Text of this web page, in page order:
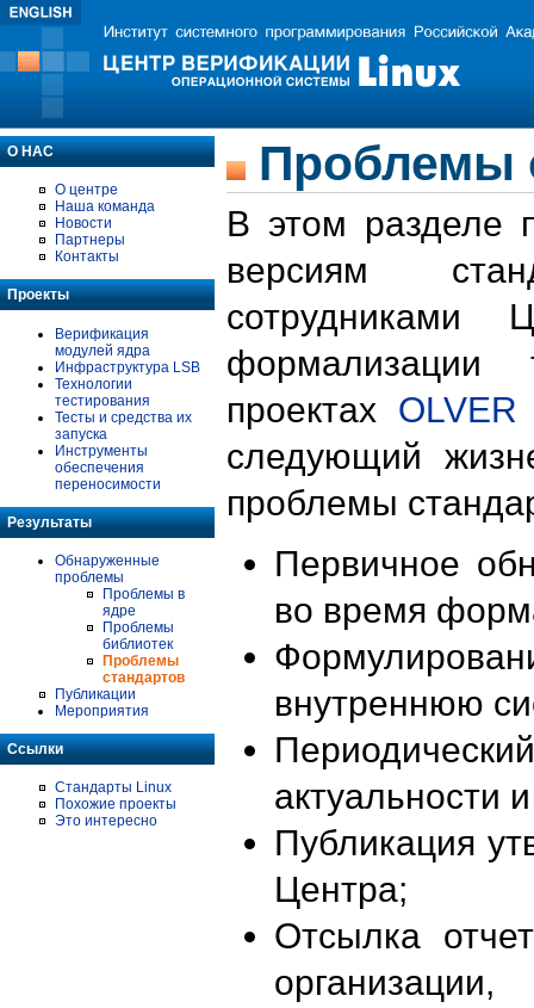
О НАС
О центре
Наша команда
Новости
Партнеры
Контакты
Проекты
Верификация
модулей ядра
Инфраструктура LSB
Технологии
тестирования
Тесты и средства их
запуска
Инструменты
обеспечения
переносимости
Результаты
Обнаруженные
проблемы
Проблемы в
ядре
Проблемы
библиотек
Проблемы
стандартов
Публикации
Мероприятия
Ссылки
Стандарты Linux
Похожие проекты
Это интересно
Проблемы
В этом разделе
версиям
формализации
проектах OLVER
следующий
проблемы
Первичное
во время
внутреннюю
актуальности
Публикация
Центра;
Отсылка